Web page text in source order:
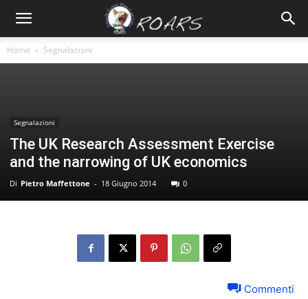
Home Segnalazioni
Segnalazioni
The UK Research Assessment Exercise
and the narrowing of UK economics
Di Pietro Maffettone - 18 Giugno 2014 0
Commenti